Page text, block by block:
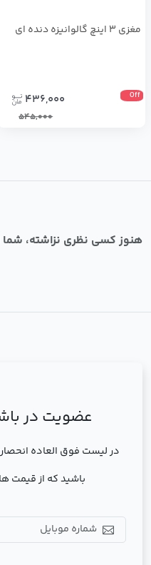
مغزی 3 اینچ گالوانیزه دنده ای
Off
436,000
545,000
هنوز کسی نظری نزاشته، شما
عضویت در
در لیست فوق العاده
باشید که از قیمت